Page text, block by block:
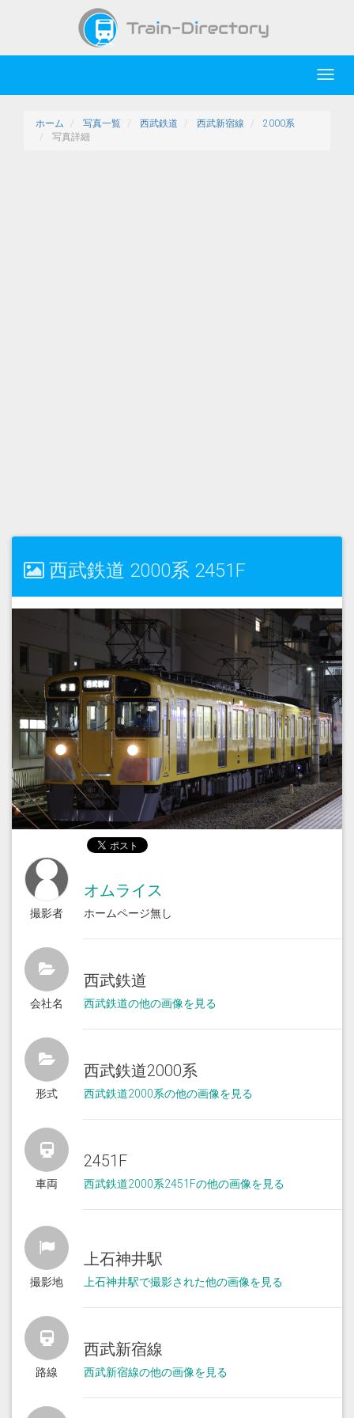
ホーム 写真一覧 西武鉄道 西武新宿線
2000系
写真詳細
西武鉄道 2000系 2451F
撮影者
オムライス
ホームページ無し
会社名
西武鉄道
西武鉄道の他の画像を見る
形式
西武鉄道2000系
西武鉄道2000系の他の画像を見る
車両
2451F
西武鉄道2000系2451Fの他の画像を見る
撮影地
上石神井駅
上石神井駅で撮影された他の画像を見る
路線
西武新宿線
西武新宿線の他の画像を見る